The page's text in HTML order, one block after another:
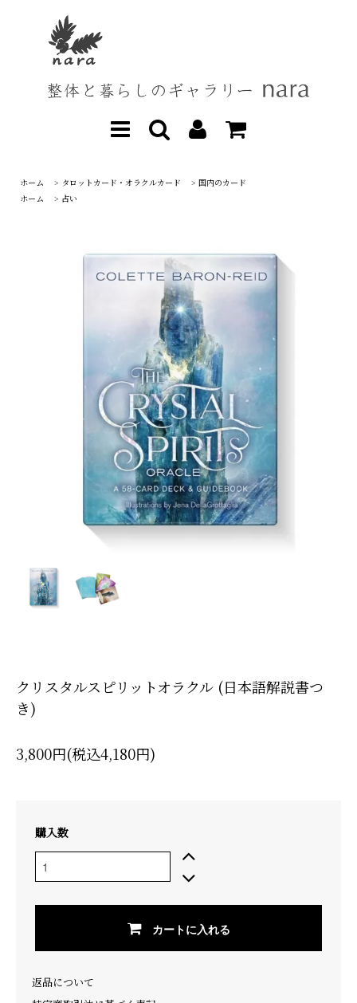
ホーム > タロットカード・オラクルカード > 国内のカード
ホーム
> 占い
クリスタルスピリットオラクル (日本語解説書つ
き)
3,800円(税込4,180円)
購入数
カートに入れる
返品について